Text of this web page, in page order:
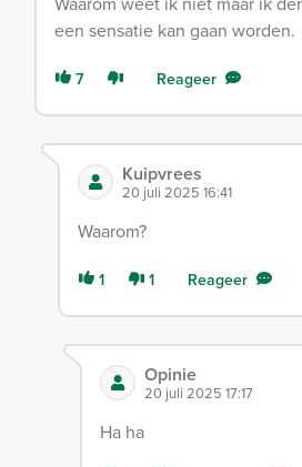
een sensatie kan gaan worden.
7 Reageer
Kuipvrees
20 juli 2025 16:41
Waarom?
1 1 Reageer
Opinie
20 juli 2025 17:17
Ha ha